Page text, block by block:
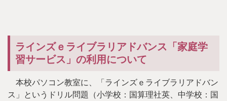
ラインズｅライブラリアドバンス「家庭学
習サービス」の利用について
本校パソコン教室に、「ラインズｅライブラリアドバン
ス」というドリル問題（小学校：国算理社英、中学校：国